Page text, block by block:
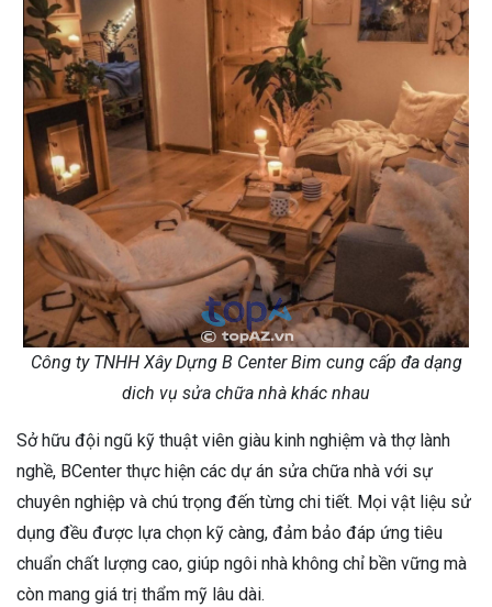
Công ty TNHH Xây Dựng B Center Bim cung cấp đa dạng
dich vụ sửa chữa nhà khác nhau
Sở hữu đội ngũ kỹ thuật viên giàu kinh nghiệm và thợ lành
nghề, BCenter thực hiện các dự án sửa chữa nhà với sự
chuyên nghiệp và chú trọng đến từng chi tiết. Mọi vật liệu sử
dụng đều được lựa chọn kỹ càng, đảm bảo đáp ứng tiêu
chuẩn chất lượng cao, giúp ngôi nhà không chỉ bền vững mà
còn mang giá trị thẩm mỹ lâu dài.